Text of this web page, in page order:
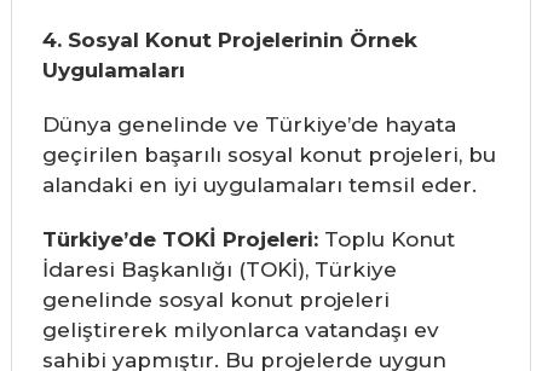
4. Sosyal Konut Projelerinin Örnek
Uygulamaları
Dünya genelinde ve Türkiye’de hayata
geçirilen başarılı sosyal konut projeleri, bu
alandaki en iyi uygulamaları temsil eder.
Türkiye’de TOKİ Projeleri:Toplu Konut
İdaresi Başkanlığı (TOKİ), Türkiye
genelinde sosyal konut projeleri
geliştirerek milyonlarca vatandaşı ev
sahibi yapmıştır. Bu projelerde uygun